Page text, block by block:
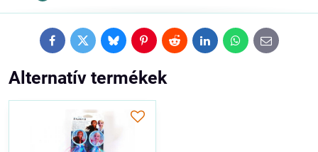
FacebookTwitterBlueskyPinterestRedditLinkedInWhatsApp
E-
mail
Alternatív termékek